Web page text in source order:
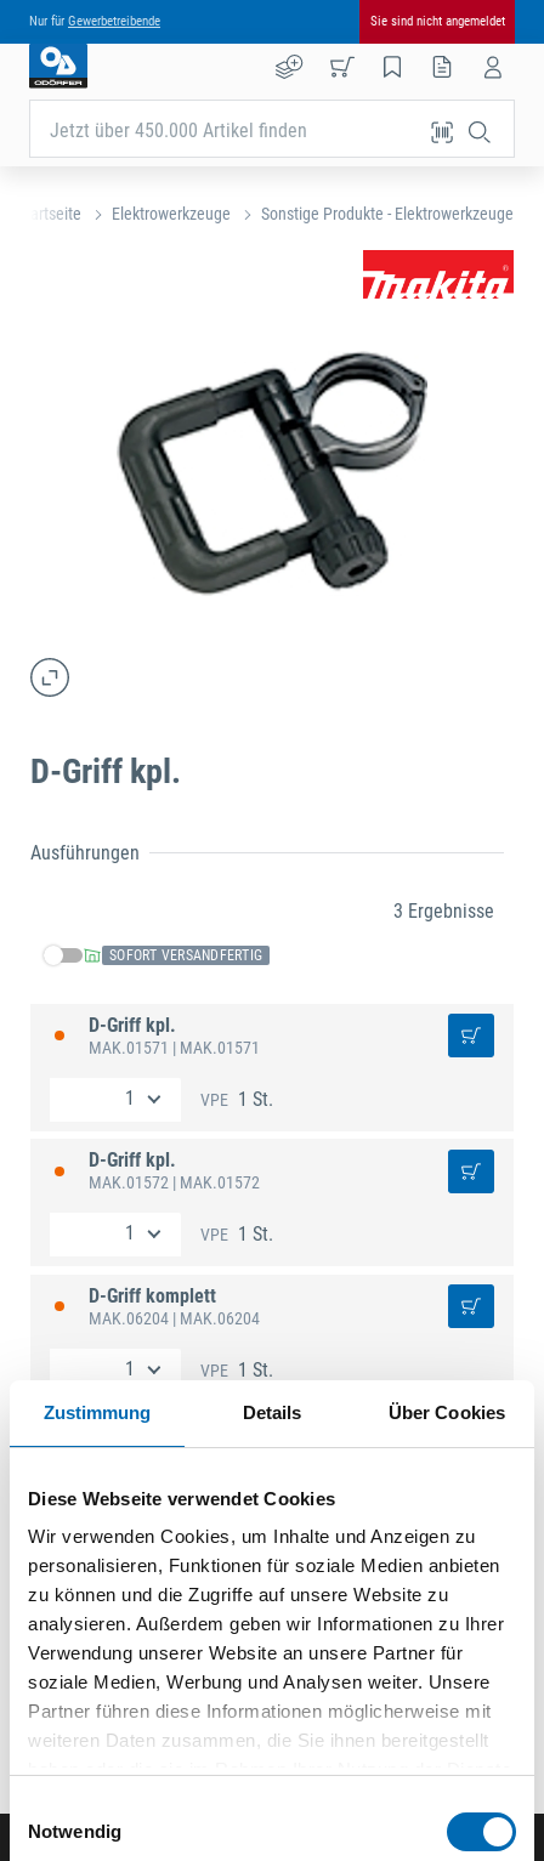
Zustimmung Details Über Cookies
Diese Webseite verwendet Cookies
Wir verwenden Cookies, um Inhalte und Anzeigen zu
personalisieren, Funktionen für soziale Medien anbieten
zu können und die Zugriffe auf unsere Website zu
analysieren. Außerdem geben wir Informationen zu Ihrer
Verwendung unserer Website an unsere Partner für
soziale Medien, Werbung und Analysen weiter. Unsere
Partner führen diese Informationen möglicherweise mit
weiteren Daten zusammen, die Sie ihnen bereitgestellt
Notwendig
Nur für Gewerbetreibende Sie sind nicht angemeldet
Jetzt über 450.000 Artikel finden
Startseite Elektrowerkzeuge Sonstige Produkte - Elektrowerkzeuge
D-Griff kpl.
Ausführungen
3 Ergebnisse
SOFORT VERSANDFERTIG
D-Griff kpl.
MAK.01571 | MAK.01571
VPE 1 St.
D-Griff kpl.
MAK.01572 | MAK.01572
VPE 1 St.
D-Griff komplett
MAK.06204 | MAK.06204
VPE 1 St.
Technische Daten